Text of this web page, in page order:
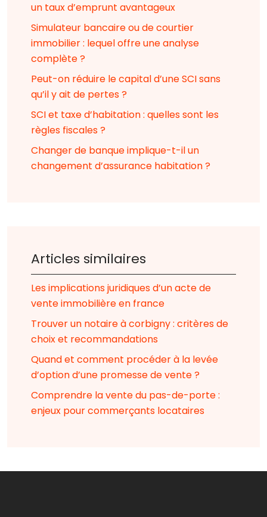
un taux d’emprunt avantageux
Simulateur bancaire ou de courtier
immobilier : lequel offre une analyse
complète ?
Peut-on réduire le capital d’une SCI sans
qu’il y ait de pertes ?
SCI et taxe d’habitation : quelles sont les
règles fiscales ?
Changer de banque implique-t-il un
changement d’assurance habitation ?
Articles similaires
Les implications juridiques d’un acte de
vente immobilière en france
Trouver un notaire à corbigny : critères de
choix et recommandations
Quand et comment procéder à la levée
d’option d’une promesse de vente ?
Comprendre la vente du pas-de-porte :
enjeux pour commerçants locataires